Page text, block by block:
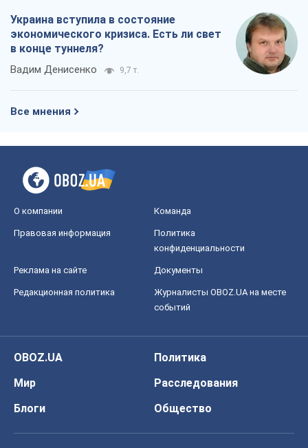
Украина вступила в состояние
экономического кризиса. Есть ли свет
в конце туннеля?
Вадим Денисенко 9,7 т.
Все мнения
О компании Команда
Правовая информация
Политика
конфиденциальности
Реклама на сайте Документы
Редакционная политика
Журналисты OBOZ.UA на месте
событий
OBOZ.UA
Политика
Мир
Расследования
Блоги
Общество